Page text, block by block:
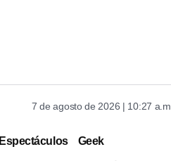
7 de agosto de 2026 | 10:27 a.m.
Espectáculos Geek